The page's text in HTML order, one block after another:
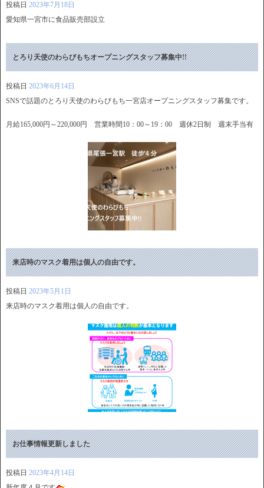
投稿日 2023年7月18日
愛知県一宮市に食品販売部設立
とろり天使のわらびもちオープニングスタッフ募集中!!
投稿日 2023年6月14日
SNSで話題のとろり天使のわらびもち一宮店オープニングスタッフ募集です。
月給165,000円～220,000円 営業時間10：00～19：00 週休2日制 週末手当有
来店時のマスク着用は個人の自由です。
投稿日 2023年5月1日
来店時のマスク着用は個人の自由です。
お仕事情報更新しました
投稿日 2023年4月14日